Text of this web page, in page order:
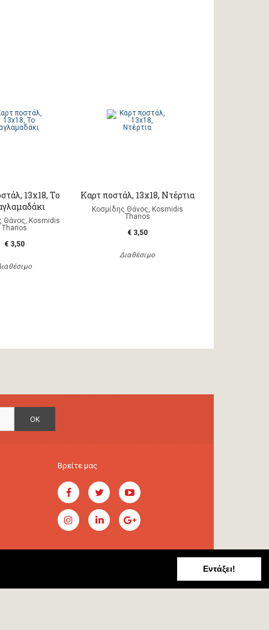
Εντάξει!
13x18, Το
Θάνος, Kosmidis
Thanos
€ 3,50
Καρτ ποστάλ, 13x18, Ντέρτια
Κοσμίδης Θάνος, Kosmidis
Thanos
€ 3,50
Διαθέσιμο
OK
Βρείτε μας
Handcrafted byRADIAL